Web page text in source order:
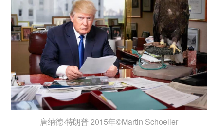
唐纳德·特朗普 2015年©Martin Schoeller